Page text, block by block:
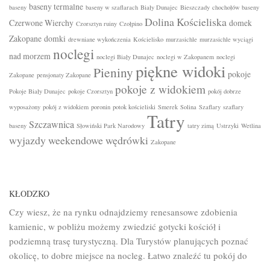
baseny baseny termalne baseny w szaflarach Biały Dunajec Bieszczady chochołów baseny
Czerwone Wierchy Czorsztyn ruiny Czołpino Dolina Kościeliska domek
Zakopane domki drewniane wykończenia Kościelisko murzasichle murzasichle wyciągi
nad morzem noclegi noclegi Biały Dunajec noclegi w Zakopanem noclegi
Zakopane pensjonaty Zakopane Pieninypiękne widoki pokoje
Pokoje Biały Dunajec pokoje Czorsztyn pokoje z widokiem pokój dobrze
wyposażony pokój z widokiem poronin potok kościeliski Smerek Solina Szaflary szaflary
baseny Szczawnica Słowiński Park Narodowy Tatry tatry zimą Ustrzyki Wetlina
wyjazdy weekendowewędrówki Zakopane
KŁODZKO
Czy wiesz, że na rynku odnajdziemy renesansowe zdobienia
kamienic, w pobliżu możemy zwiedzić gotycki kościół i
podziemną trasę turystyczną. Dla Turystów planujących poznać
okolicę, to dobre miejsce na nocleg. Łatwo znaleźć tu pokój do